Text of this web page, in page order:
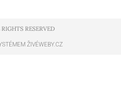
RESERVED​
ŽIVÉWEBY.CZ